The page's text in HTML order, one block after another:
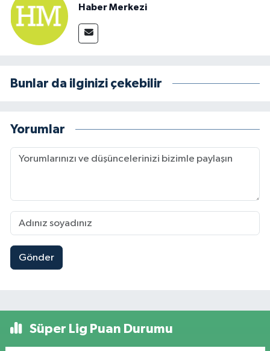
Haber Merkezi
Bunlar da ilginizi çekebilir
Yorumlar
Gönder
Süper Lig Puan Durumu